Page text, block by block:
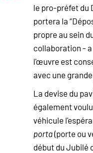
le pro-préfet du
portera la
propre au sein
collaboration - a
l'œuvre est
avec une
La devise du
également
véhicule
porta(porte ou
début du Jubilé